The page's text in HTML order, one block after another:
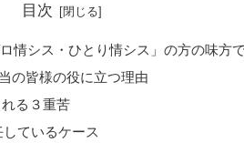
目次
情シス・ひとり情シス」の方の味方
の皆様の役に立つ理由
る３重苦
ているケース